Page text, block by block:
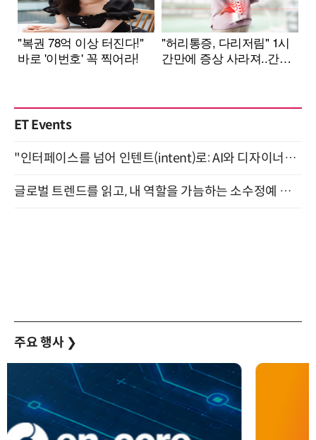
ET Events
"인터페이스를 넘어 인텐트(intent)로: AI와 디자이너가 함께 만드는 공존의 UX" 강남역 (9/2)
글로벌 트렌드를 읽고, 내 역할을 가늠하는 소수정예 실습 워크숍 (8/28)
주요 행사 ❯